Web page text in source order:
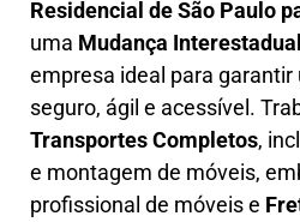
Residencial de São Paulo
uma Mudança Interestadual
empresa ideal para
seguro, ágil e acessível.
Transportes Completos,
e montagem de móveis,
profissional de móveis e F